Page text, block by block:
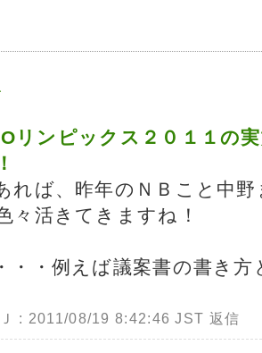
リンピックス２０１１の
れば、昨年のＮＢこと中
々活きてきますね！
・・例えば議案書の書き方
: 2011/08/19 8:42:46 JST 返信